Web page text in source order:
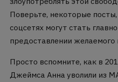
Поверьте, некоторые
соцсетях могут стать
предоставлении желаемого
Просто вспомните, как в
Джеймса Анна уволили из